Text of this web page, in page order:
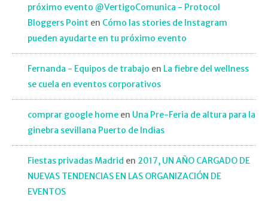
próximo evento @VertigoComunica - Protocol
Bloggers Point en Cómo las stories de Instagram
pueden ayudarte en tu próximo evento
Fernanda - Equipos de trabajo en La fiebre del wellness
se cuela en eventos corporativos
comprar google home en Una Pre-Feria de altura para la
ginebra sevillana Puerto de Indias
Fiestas privadas Madrid en 2017, UN AÑO CARGADO DE
NUEVAS TENDENCIAS EN LAS ORGANIZACIÓN DE
EVENTOS